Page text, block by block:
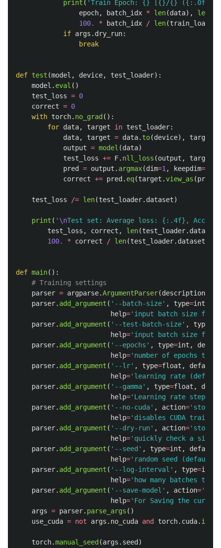
print ( 'Train Epoch: {} [{}/{} ({:.0f}%)]
epoch, batch_idx * len(data), len
100.
* batch_idx / len(train_loader
if args . dry_run:
break
def test (model , device, test_loader):
model . eval ()
test_loss = 0
correct = 0
with torch. no_grad ():
for data, target in test_loader:
data, target = data. to(device), target
output = model (data)
test_loss += F. nll_loss (output , target
pred
= output . argmax(dim=1 , keepdim=
correct += pred . eq(target .view_as (pred
test_loss /= len(test_loader. dataset)
print ( ' \nTest set: Average loss: {:.4f},
test_loss , correct , len(test_loader. dataset
100.
* correct / len(test_loader. dataset
def main():
parser = argparse.ArgumentParser(description
parser. add_argument ( ' --batch-size' , type=int
help=' input batch size for
parser. add_argument ( ' --test-batch-size' , type
help=' input batch size for
parser. add_argument ( ' --epochs ' , type=int ,
help=' number of epochs to
parser. add_argument ( ' --lr' , type=float , default
help=' learning rate
parser. add_argument ( ' --gamma' , type=float ,
help=' Learning rate step
parser. add_argument ( ' --no-cuda' , action='
help=' disables CUDA training
parser. add_argument ( ' --dry-run' , action='
help=' quickly check a
parser. add_argument ( ' --seed ' , type=int , default
help=' random seed (default:
parser. add_argument ( ' --log-interval ' , type=int
help=' how many batches
parser. add_argument ( ' --save-model ' , action='
help=' For Saving the current
args = parser. parse_args ()
use_cuda = not args . no_cuda and torch. cuda.
torch.manual_seed (args . seed )